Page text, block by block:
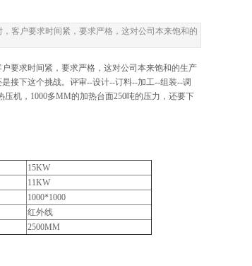
客户要求时间紧，要求严格，这对公司本来饱和的
要求时间紧，要求严格，这对公司本来饱和的生产
接下这个挑战。评审--设计--订料--加工--组装--调
机，1000多MM的加热台面250吨的压力，还要下
15KW
11KW
1000*1000
红外线
2500MM